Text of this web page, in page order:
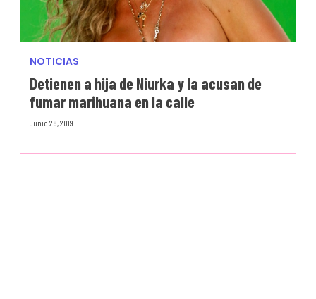
NOTICIAS
Detienen a hija de Niurka y la acusan de
fumar marihuana en la calle
Junio 28, 2019